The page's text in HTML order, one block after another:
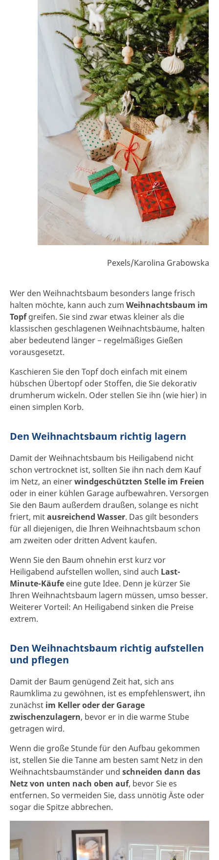
Pexels/Karolina Grabowska
Wer den Weihnachtsbaum besonders lange frisch
halten möchte, kann auch zum Weihnachtsbaum im
Topfgreifen. Sie sind zwar etwas kleiner als die
klassischen geschlagenen Weihnachtsbäume, halten
aber bedeutend länger − regelmäßiges Gießen
vorausgesetzt.
Kaschieren Sie den Topf doch einfach mit einem
hübschen Übertopf oder Stoffen, die Sie dekorativ
drumherum wickeln. Oder stellen Sie ihn (wie hier) in
einen simplen Korb.
Den Weihnachtsbaum richtig lagern
Damit der Weihnachtsbaum bis Heiligabend nicht
schon vertrocknet ist, sollten Sie ihn nach dem Kauf
im Netz, an einerwindgeschützten Stelle im Freien
oder in einer kühlen Garage aufbewahren. Versorgen
Sie den Baum außerdem draußen, solange es nicht
friert, mitausreichend Wasser. Das gilt besonders
für all diejenigen, die Ihren Weihnachtsbaum schon
am zweiten oder dritten Advent kaufen.
Wenn Sie den Baum ohnehin erst kurz vor
Heiligabend aufstellen wollen, sind auch Last-
Minute-Käufe eine gute Idee. Denn je kürzer Sie
Ihren Weihnachtsbaum lagern müssen, umso besser.
Weiterer Vorteil: An Heiligabend sinken die Preise
extrem.
Den Weihnachtsbaum richtig aufstellen
und pflegen
Damit der Baum genügend Zeit hat, sich ans
Raumklima zu gewöhnen, ist es empfehlenswert, ihn
zunächst im Keller oder der Garage
zwischenzulagern, bevor er in die warme Stube
getragen wird.
Wenn die große Stunde für den Aufbau gekommen
ist, stellen Sie die Tanne am besten samt Netz in den
Weihnachtsbaumständer und schneiden dann das
Netz von unten nach oben auf, bevor Sie es
entfernen. So vermeiden Sie, dass unnötig Äste oder
sogar die Spitze abbrechen.